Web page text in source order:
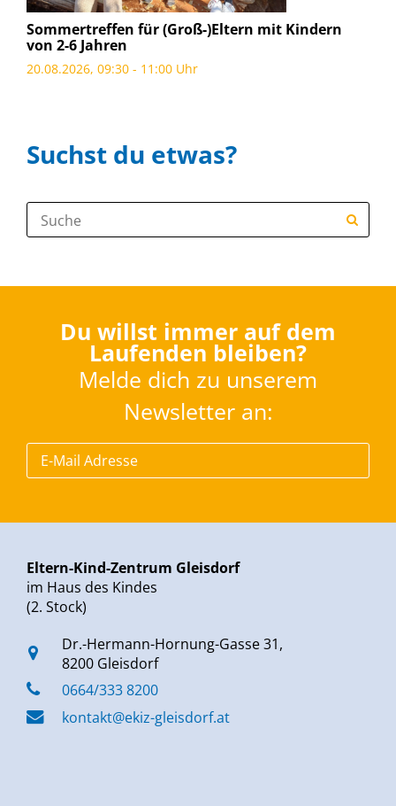
Sommertreffen für (Groß-)Eltern mit Kindern
von 2-6 Jahren
20.08.2026, 09:30 - 11:00 Uhr
Suchst du etwas?
Suche:
Du willst immer auf dem
Laufenden bleiben?
Melde dich zu unserem
Newsletter an:
Eltern-Kind-Zentrum Gleisdorf
im Haus des Kindes
(2. Stock)
Dr.-Hermann-Hornung-Gasse 31,
8200 Gleisdorf
0664/333 8200
kontakt@ekiz-gleisdorf.at